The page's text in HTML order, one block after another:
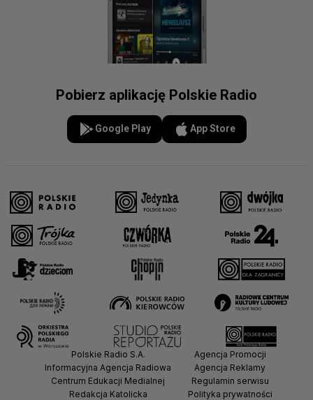
Pobierz aplikację Polskie Radio
Google Play App Store
Polskie Radio S.A.
Informacyjna Agencja Radiowa
Centrum Edukacji Medialnej
Redakcja Katolicka
Agencja Promocji
Agencja Reklamy
Regulamin serwisu
Polityka prywatności